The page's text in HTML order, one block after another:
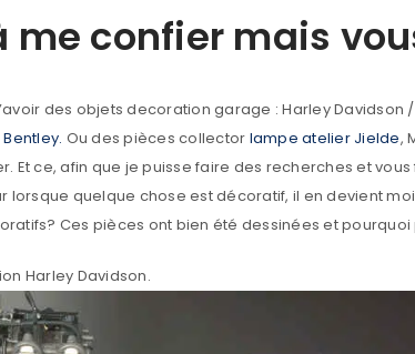
me confier mais
des objets decoration garage : Harley Davidson
Ou des pièces collector lampe atelier Jielde,
Et ce, afin que je puisse faire des recherches et
quelque chose est décoratif, il en devient
Ces pièces ont bien été dessinées et pourquoi
Harley Davidson.